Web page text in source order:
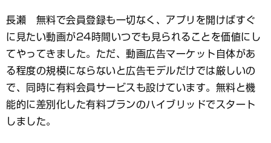
長瀬 無料で会員登録も一切なく、アプリを開けばすぐ
に見たい動画が24時間いつでも見られることを価値にし
てやってきました。ただ、動画広告マーケット自体があ
る程度の規模にならないと広告モデルだけでは厳しいの
で、同時に有料会員サービスも設けています。無料と機
能的に差別化した有料プランのハイブリッドでスタート
しました。